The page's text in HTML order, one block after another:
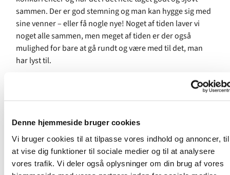
Denne hjemmeside bruger cookies
Vi bruger cookies til at tilpasse vores indhold og annoncer, til
at vise dig funktioner til sociale medier og til at analysere
vores trafik. Vi deler også oplysninger om din brug af vores
sammen. Der er god stemning og man kan hygge sig med
sine venner – eller få nogle nye! Noget af tiden laver vi
noget alle sammen, men meget af tiden er der også
mulighed for bare at gå rundt og være med til det, man
har lyst til.
Programmet begynder altid kl. 19.00 og ser nogenlunde
19.00 Ankomst og velkomstsnacks
19.10: Vi spiser lækker aftensmad